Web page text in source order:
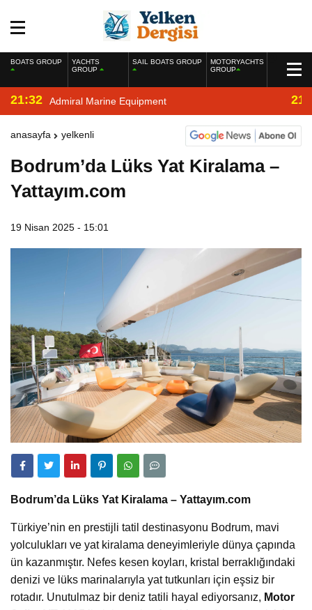
BOATS GROUP
YACHTS
GROUP
SAIL BOATS GROUP
MOTORYACHTS
GROUP
21:32 Admiral Marine Equipment
anasayfa yelkenli
Bodrum’da Lüks Yat Kiralama –
Yattayım.com
19 Nisan 2025 - 15:01
Bodrum’da Lüks Yat Kiralama – Yattayım.com
Türkiye’nin en prestijli tatil destinasyonu Bodrum, mavi
yolculukları ve yat kiralama deneyimleriyle dünya çapında
ün kazanmıştır. Nefes kesen koyları, kristal berraklığındaki
denizi ve lüks marinalarıyla yat tutkunları için eşsiz bir
rotadır. Unutulmaz bir deniz tatili hayal ediyorsanız, Motor